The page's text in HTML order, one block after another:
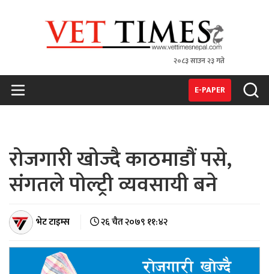
२०८३ साउन २३ गते
E-PAPER
रोजगारी खोज्दै काठमाडौं पसे,
संगतले पोल्ट्री व्यवसायी बने
भेट टाइम्स २६ चैत २०७९ ११:४२